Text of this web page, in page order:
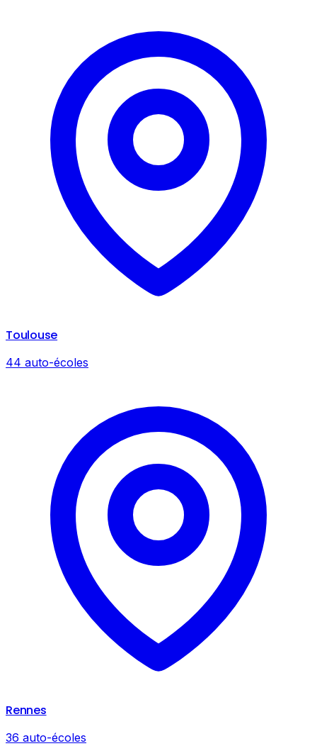
Toulouse
44 auto-écoles
Rennes
36 auto-écoles